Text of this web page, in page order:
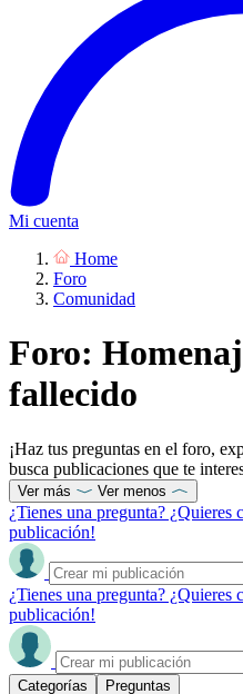
Mi cuenta
Home
Foro
Comunidad
Foro:
fallecido
¡Haz tus preguntas en el foro,
busca publicaciones que te
Ver más Ver menos
¿Tienes una pregunta? ¿Quieres
publicación!
¿Tienes una pregunta? ¿Quieres
publicación!
Categorías Preguntas